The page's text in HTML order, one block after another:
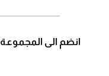
انضم الى المجموعة